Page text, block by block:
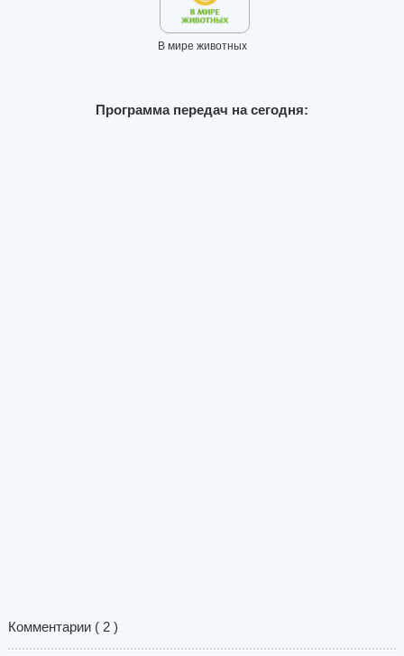
В мире животных
Программа передач на сегодня:
Комментарии ( 2 )